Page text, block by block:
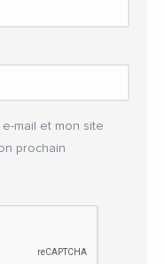
mail et mon site
prochain